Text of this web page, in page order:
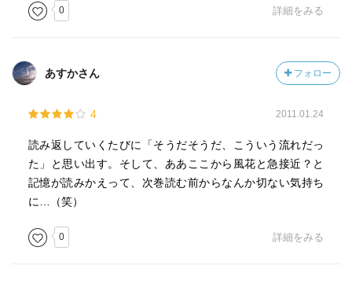
0 詳細をみる
あすかさん フォロー
4 2011.01.24
読み返していくたびに「そうだそうだ、こういう流れだっ
た」と思い出す。そして、ああここから風花と急接近？と
記憶が読みかえって、次巻読む前からなんか切ない気持ち
に…（笑）
0 詳細をみる